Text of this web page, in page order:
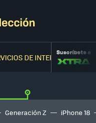
DE INTERNETSuscríbete a
Generación Z iPhone 18